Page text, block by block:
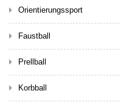
Orientierungssport
Faustball
Prellball
Korbball